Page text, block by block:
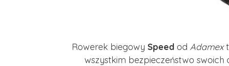
Rowerek biegowy Speed od Adamex
wszystkim bezpieczeństwo swoich